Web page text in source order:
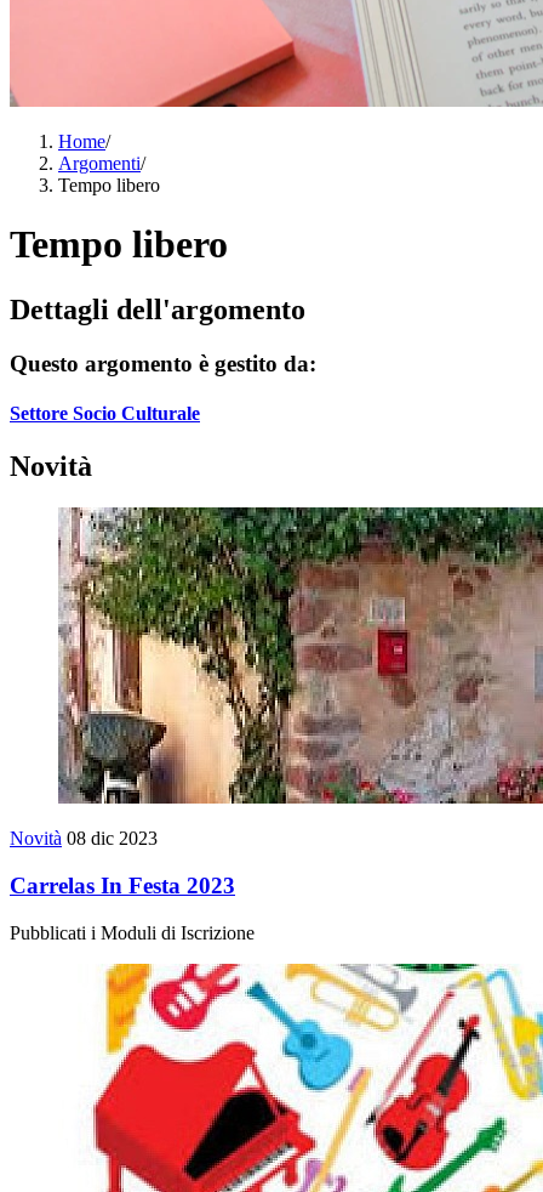
Home/
Argomenti/
Tempo libero
Tempo libero
Dettagli dell'argomento
Questo argomento è gestito da:
Settore Socio Culturale
Novità
Novità 08 dic 2023
Carrelas In Festa 2023
Pubblicati i Moduli di Iscrizione